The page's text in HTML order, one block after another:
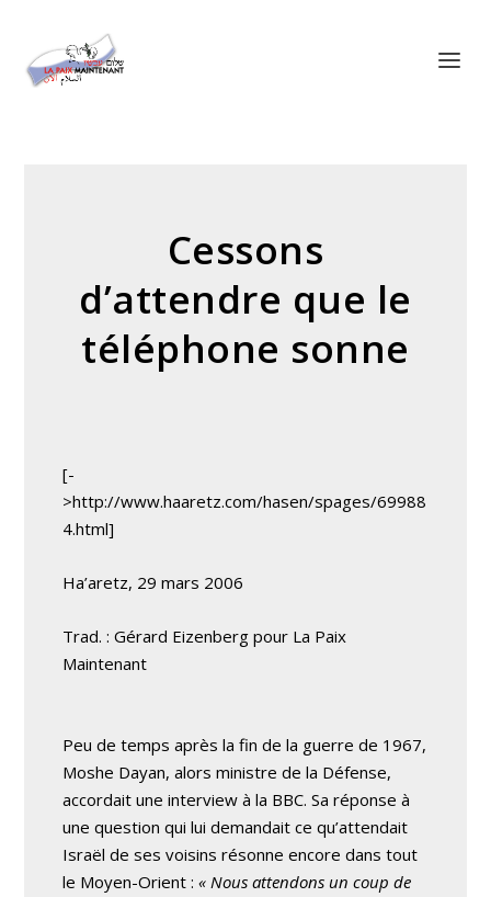
Cessons
d’attendre que le
téléphone sonne
[-
>http://www.haaretz.com/hasen/spages/69988
4.html]
Ha’aretz, 29 mars 2006
Trad. : Gérard Eizenberg pour La Paix
Maintenant
Peu de temps après la fin de la guerre de 1967,
Moshe Dayan, alors ministre de la Défense,
accordait une interview à la BBC. Sa réponse à
une question qui lui demandait ce qu’attendait
Israël de ses voisins résonne encore dans tout
le Moyen-Orient :« Nous attendons un coup de